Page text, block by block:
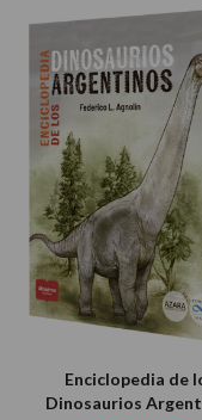
Enciclopedia de
Dinosaurios